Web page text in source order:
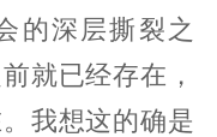
的深层撕裂之
就已经存在，
我想这的确是